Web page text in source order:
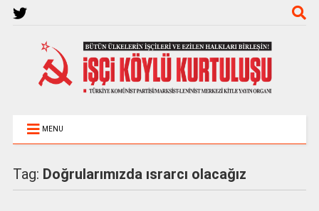
MENU
Tag: Doğrularımızda ısrarcı olacağız